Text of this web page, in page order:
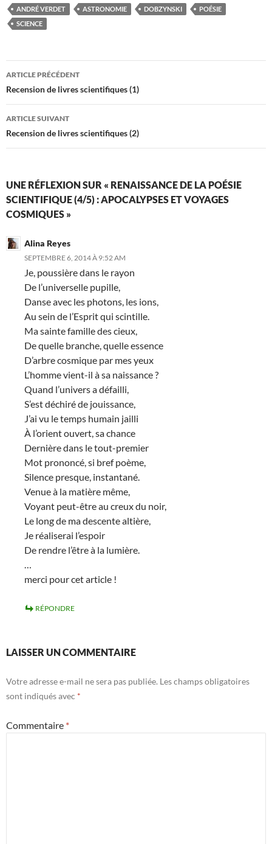
ANDRÉ VERDET ASTRONOMIE DOBZYNSKI
POÉSIE
SCIENCE
Navigation
des
articles
ARTICLE PRÉCÉDENT
Recension de livres scientifiques (1)
ARTICLE SUIVANT
Recension de livres scientifiques (2)
UNE RÉFLEXION SUR « RENAISSANCE DE LA POÉSIE
SCIENTIFIQUE (4/5) : APOCALYPSES ET VOYAGES
COSMIQUES »
Alina Reyes
SEPTEMBRE 6, 2014 À 9:52 AM
Je, poussière dans le rayon
De l’universelle pupille,
Danse avec les photons, les ions,
Au sein de l’Esprit qui scintille.
Ma sainte famille des cieux,
De quelle branche, quelle essence
D’arbre cosmique par mes yeux
L’homme vient-il à sa naissance ?
Quand l’univers a défailli,
S’est déchiré de jouissance,
J’ai vu le temps humain jailli
À l’orient ouvert, sa chance
Dernière dans le tout-premier
Mot prononcé, si bref poème,
Silence presque, instantané.
Venue à la matière même,
Voyant peut-être au creux du noir,
Le long de ma descente altière,
Je réaliserai l’espoir
De rendre l’être à la lumière.
…
merci pour cet article !
RÉPONDRE
LAISSER UN COMMENTAIRE
Votre adresse e-mail ne sera pas publiée. Les champs obligatoires
sont indiqués avec *
Commentaire *